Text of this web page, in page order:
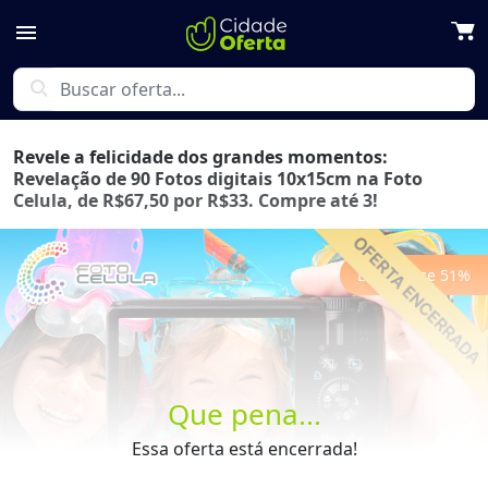
menu
search
Que pena...
Essa oferta está encerrada!
Revele a felicidade dos grandes momentos:
Revelação de 90 Fotos digitais 10x15cm na Foto
Celula, de R$67,50 por R$33. Compre até 3!
Economize 51%